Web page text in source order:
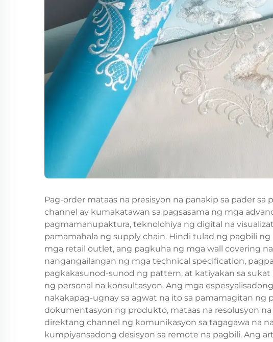
Pag-order mataas na presisyon na panakip sa pader sa
channel ay kumakatawan sa pagsasama ng mga
pagmamanupaktura, teknolohiya ng digital na
pamamahala ng supply chain. Hindi tulad ng pagbili
mga retail outlet, ang pagkuha ng mga wall covering
nangangailangan ng mga technical specification,
pagkakasunod-sunod ng pattern, at katiyakan sa
ng personal na konsultasyon. Ang mga
nakakapag-ugnay sa agwat na ito sa pamamagitan ng
dokumentasyon ng produkto, mataas na resolusyon
direktang channel ng komunikasyon sa tagagawa na
kumpiyansadong desisyon sa remote na pagbili. Ang